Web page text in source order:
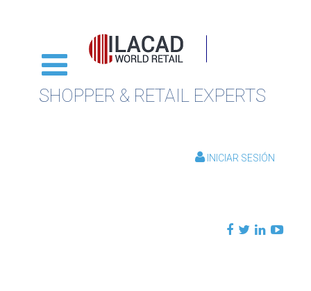
SHOPPER & RETAIL EXPERTS
INICIAR SESIÓN